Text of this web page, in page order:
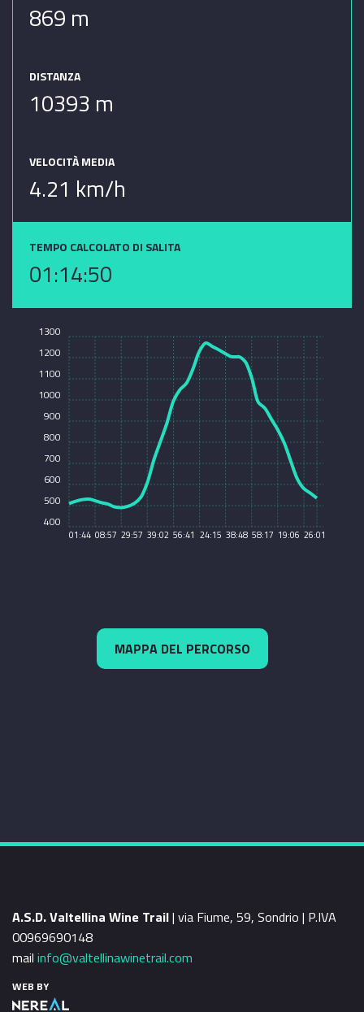
869 m
DISTANZA
10393 m
VELOCITÀ MEDIA
4.21 km/h
TEMPO CALCOLATO DI SALITA
01:14:50
01:44 08:57 29:57 39:02 56:41 24:15 38:48 58:17 19:06 26:01
400
500
600
700
800
900
1000
1100
1200
1300
MAPPA DEL PERCORSO
A.S.D. Valtellina Wine Trail| via Fiume, 59, Sondrio | P.IVA
00969690148
mail info@valtellinawinetrail.com
WEB BY